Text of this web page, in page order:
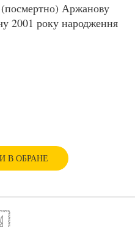
Аржанову
2001 року народження
В ОБРАНЕ